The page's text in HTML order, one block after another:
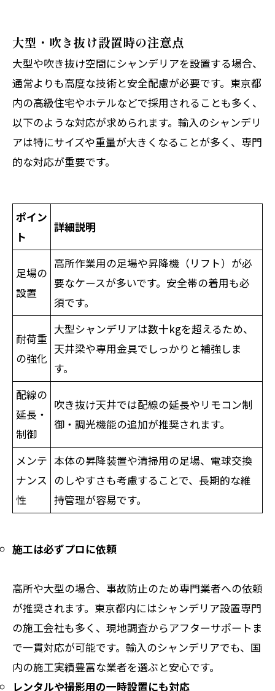
大型・吹き抜け設置時の注意点
大型や吹き抜け空間にシャンデリアを設置する場合、
通常よりも高度な技術と安全配慮が必要です。東京都
内の高級住宅やホテルなどで採用されることも多く、
以下のような対応が求められます。輸入のシャンデリ
アは特にサイズや重量が大きくなることが多く、専門
的な対応が重要です。
ポイン
ト
詳細説明
足場の
設置
高所作業用の足場や昇降機（リフト）が必
要なケースが多いです。安全帯の着用も必
須です。
耐荷重
の強化
大型シャンデリアは数十kgを超えるため、
天井梁や専用金具でしっかりと補強しま
す。
配線の
延長・
制御
吹き抜け天井では配線の延長やリモコン制
御・調光機能の追加が推奨されます。
メンテ
ナンス
性
本体の昇降装置や清掃用の足場、電球交換
のしやすさも考慮することで、長期的な維
持管理が容易です。
施工は必ずプロに依頼
高所や大型の場合、事故防止のため専門業者への依頼
が推奨されます。東京都内にはシャンデリア設置専門
の施工会社も多く、現地調査からアフターサポートま
で一貫対応が可能です。輸入のシャンデリアでも、国
内の施工実績豊富な業者を選ぶと安心です。
レンタルや撮影用の一時設置にも対応